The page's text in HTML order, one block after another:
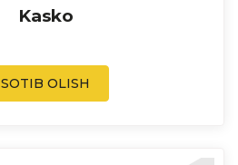
Kasko
SOTIB OLISH